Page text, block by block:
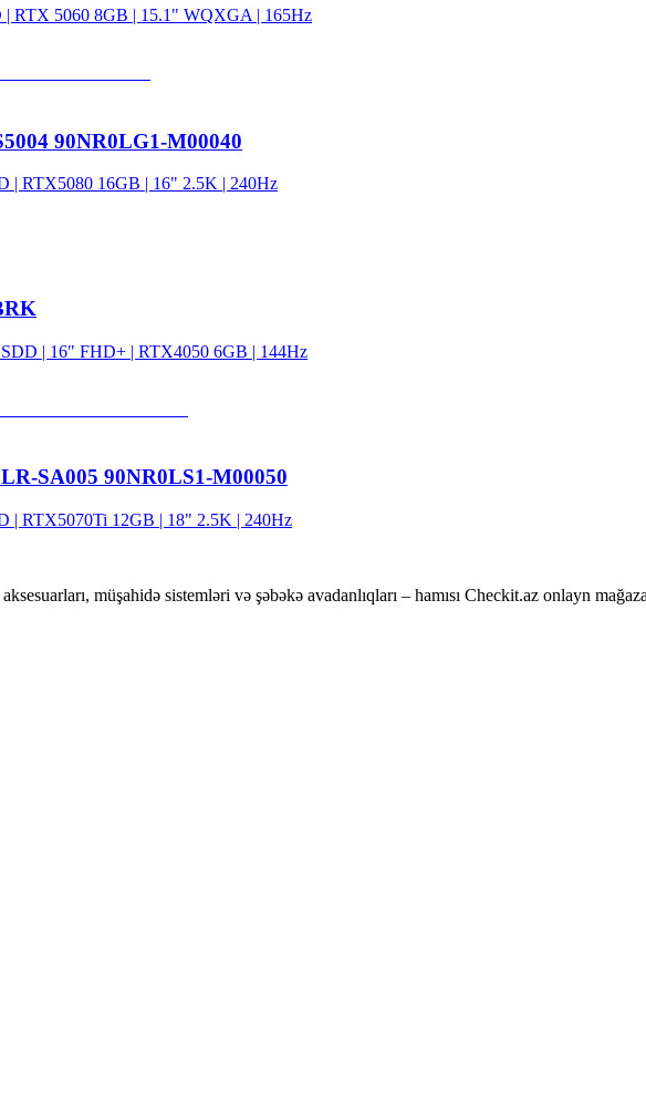
RTX 5060 8GB | 15.1" WQXGA | 165Hz
90NR0LG1-M00040
| RTX5080 16GB | 16" 2.5K | 240Hz
| 16" FHD+ | RTX4050 6GB | 144Hz
SA005 90NR0LS1-M00050
| RTX5070Ti 12GB | 18" 2.5K | 240Hz
müşahidə sistemləri və şəbəkə avadanlıqları – hamısı Checkit.az onlayn